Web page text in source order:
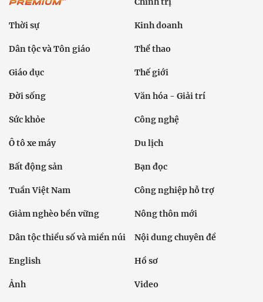
Thời sự Kinh doanh
Dân tộc và Tôn giáo Thể thao
Giáo dục Thế giới
Đời sống Văn hóa - Giải trí
Sức khỏe Công nghệ
Ô tô xe máy Du lịch
Bất động sản Bạn đọc
Tuần Việt Nam Công nghiệp hỗ trợ
Giảm nghèo bền vững Nông thôn mới
Dân tộc thiểu số và miền núi Nội dung chuyên đề
English Hồ sơ
Ảnh Video